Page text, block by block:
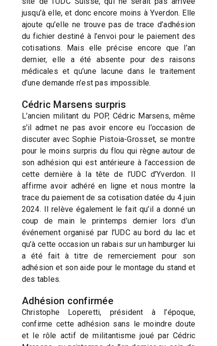
jusqu’à elle, et donc encore moins à Yverdon. Elle
ajoute qu’elle ne trouve pas de trace d’adhésion
du fichier destiné à l’envoi pour le paiement des
cotisations. Mais elle précise encore que l’an
dernier, elle a été absente pour des raisons
médicales et qu’une lacune dans le traitement
d’une demande n’est pas impossible.
Cédric Marsens surpris
L’ancien militant du POP, Cédric Marsens, même
s’il admet ne pas avoir encore eu l’occasion de
discuter avec Sophie Pistoia-Grosset, se montre
pour le moins surpris du flou qui règne autour de
son adhésion qui est antérieure à l’accession de
cette dernière à la tête de l’UDC d’Yverdon. Il
affirme avoir adhéré en ligne et nous montre la
trace du paiement de sa cotisation datée du 4 juin
2024. Il relève également le fait qu’il a donné un
coup de main le printemps dernier lors d’un
événement organisé par l’UDC au bord du lac et
qu’à cette occasion un rabais sur un hamburger lui
a été fait à titre de remerciement pour son
adhésion et son aide pour le montage du stand et
des tables.
Adhésion confirmée
Christophe Loperetti, président à l’époque,
confirme cette adhésion sans le moindre doute
et le rôle actif de militantisme joué par Cédric